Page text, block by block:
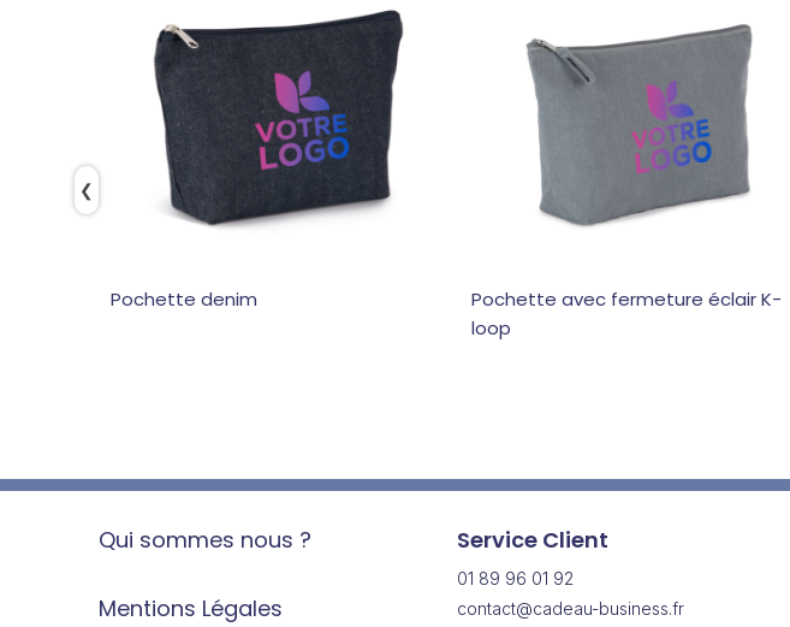
Pochette denim
Pochette avec fermeture éclair K-
loop
❮
Qui sommes nous ?
Mentions Légales
Service Client
01 89 96 01 92
contact@cadeau-business.fr